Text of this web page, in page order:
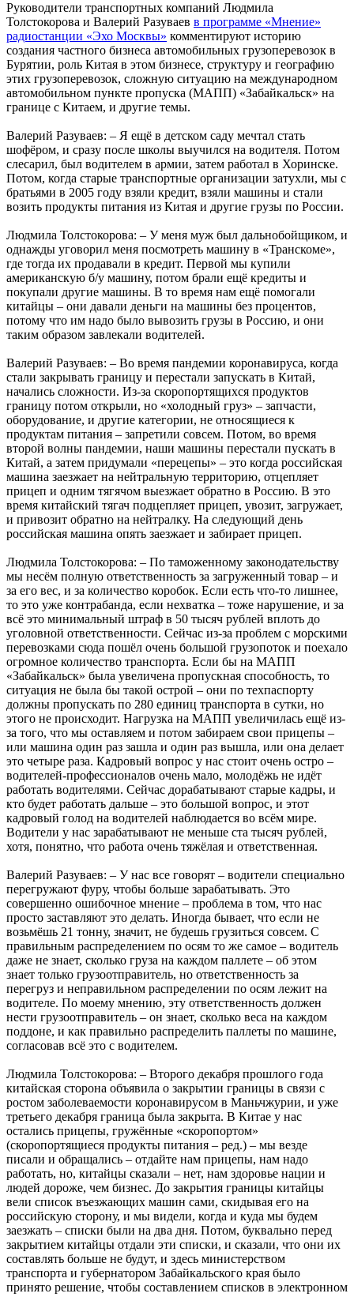
Руководители транспортных компаний Людмила
Толстокорова и Валерий Разуваев в программе «Мнение»
радиостанции «Эхо Москвы» комментируют историю
создания частного бизнеса автомобильных грузоперевозок в
Бурятии, роль Китая в этом бизнесе, структуру и географию
этих грузоперевозок, сложную ситуацию на международном
автомобильном пункте пропуска (МАПП) «Забайкальск» на
границе с Китаем, и другие темы.
Валерий Разуваев: – Я ещё в детском саду мечтал стать
шофёром, и сразу после школы выучился на водителя. Потом
слесарил, был водителем в армии, затем работал в Хоринске.
Потом, когда старые транспортные организации затухли, мы с
братьями в 2005 году взяли кредит, взяли машины и стали
возить продукты питания из Китая и другие грузы по России.
Людмила Толстокорова: – У меня муж был дальнобойщиком, и
однажды уговорил меня посмотреть машину в «Транскоме»,
где тогда их продавали в кредит. Первой мы купили
американскую б/у машину, потом брали ещё кредиты и
покупали другие машины. В то время нам ещё помогали
китайцы – они давали деньги на машины без процентов,
потому что им надо было вывозить грузы в Россию, и они
таким образом завлекали водителей.
Валерий Разуваев: – Во время пандемии коронавируса, когда
стали закрывать границу и перестали запускать в Китай,
начались сложности. Из-за скоропортящихся продуктов
границу потом открыли, но «холодный груз» – запчасти,
оборудование, и другие категории, не относящиеся к
продуктам питания – запретили совсем. Потом, во время
второй волны пандемии, наши машины перестали пускать в
Китай, а затем придумали «перецепы» – это когда российская
машина заезжает на нейтральную территорию, отцепляет
прицеп и одним тягячом выезжает обратно в Россию. В это
время китайский тягач подцепляет прицеп, увозит, загружает,
и привозит обратно на нейтралку. На следующий день
российская машина опять заезжает и забирает прицеп.
Людмила Толстокорова: – По таможенному законодательству
мы несём полную ответственность за загруженный товар – и
за его вес, и за количество коробок. Если есть что-то лишнее,
то это уже контрабанда, если нехватка – тоже нарушение, и за
всё это минимальный штраф в 50 тысяч рублей вплоть до
уголовной ответственности. Сейчас из-за проблем с морскими
перевозками сюда пошёл очень большой грузопоток и поехало
огромное количество транспорта. Если бы на МАПП
«Забайкальск» была увеличена пропускная способность, то
ситуация не была бы такой острой – они по техпаспорту
должны пропускать по 280 единиц транспорта в сутки, но
этого не происходит. Нагрузка на МАПП увеличилась ещё из-
за того, что мы оставляем и потом забираем свои прицепы –
или машина один раз зашла и один раз вышла, или она делает
это четыре раза. Кадровый вопрос у нас стоит очень остро –
водителей-профессионалов очень мало, молодёжь не идёт
работать водителями. Сейчас дорабатывают старые кадры, и
кто будет работать дальше – это большой вопрос, и этот
кадровый голод на водителей наблюдается во всём мире.
Водители у нас зарабатывают не меньше ста тысяч рублей,
хотя, понятно, что работа очень тяжёлая и ответственная.
Валерий Разуваев: – У нас все говорят – водители специально
перегружают фуру, чтобы больше зарабатывать. Это
совершенно ошибочное мнение – проблема в том, что нас
просто заставляют это делать. Иногда бывает, что если не
возьмёшь 21 тонну, значит, не будешь грузиться совсем. С
правильным распределением по осям то же самое – водитель
даже не знает, сколько груза на каждом паллете – об этом
знает только грузоотправитель, но ответственность за
перегруз и неправильном распределении по осям лежит на
водителе. По моему мнению, эту ответственность должен
нести грузоотправитель – он знает, сколько веса на каждом
поддоне, и как правильно распределить паллеты по машине,
согласовав всё это с водителем.
Людмила Толстокорова: – Второго декабря прошлого года
китайская сторона объявила о закрытии границы в связи с
ростом заболеваемости коронавирусом в Маньчжурии, и уже
третьего декабря граница была закрыта. В Китае у нас
остались прицепы, гружённые «скоропортом»
(скоропортящиеся продукты питания – ред.) – мы везде
писали и обращались – отдайте нам прицепы, нам надо
работать, но, китайцы сказали – нет, нам здоровье нации и
людей дороже, чем бизнес. До закрытия границы китайцы
вели список въезжающих машин сами, скидывая его на
российскую сторону, и мы видели, когда и куда мы будем
заезжать – списки были на два дня. Потом, буквально перед
закрытием китайцы отдали эти списки, и сказали, что они их
составлять больше не будут, и здесь министерством
транспорта и губернатором Забайкальского края было
принято решение, чтобы составлением списков в электронном